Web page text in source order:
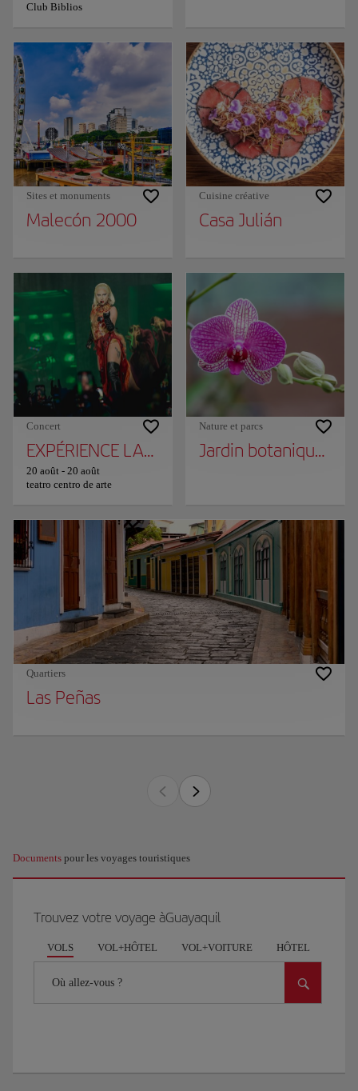
Club Biblios
Sites et monuments
Malecón 2000
Cuisine créative
Casa Julián
Concert
EXPÉRIENCE LADY GAGA
20 août - 20 août
teatro centro de arte
Nature et parcs
Jardin botanique de
Quartiers
Las Peñas
Documents pour les voyages touristiques
Trouvez votre voyage àGuayaquil
VOLS VOL+HÔTEL VOL+VOITURE HÔTEL
Où allez-vous ?